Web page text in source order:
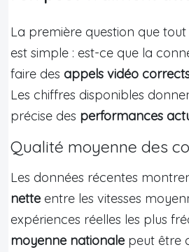
La première question que
est simple : est-ce que la
faire des appels vidéo
Les chiffres disponibles
précise des performances
Qualité moyenne des
Les données récentes
nette entre les vitesses
expériences réelles les plus
moyenne nationale peut être